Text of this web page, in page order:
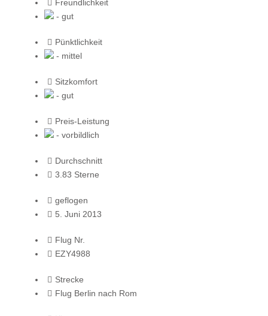
Freundlichkeit
- gut
Pünktlichkeit
- mittel
Sitzkomfort
- gut
Preis-Leistung
- vorbildlich
Durchschnitt
3.83 Sterne
geflogen
5. Juni 2013
Flug Nr.
EZY4988
Strecke
Flug Berlin nach Rom